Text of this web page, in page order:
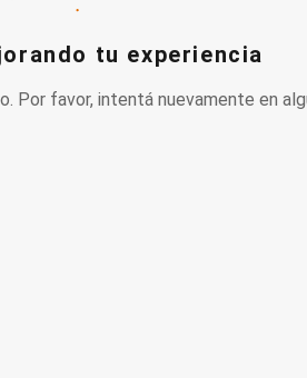
tu experiencia
Por favor, intentá nuevamente en